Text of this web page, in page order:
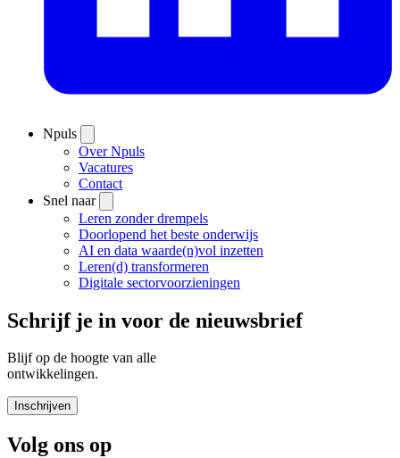
Npuls
Over Npuls
Vacatures
Contact
Snel naar
Leren zonder drempels
Doorlopend het beste onderwijs
AI en data waarde(n)vol inzetten
Leren(d) transformeren
Digitale sectorvoorzieningen
Schrijf je in voor de nieuwsbrief
Blijf op de hoogte van alle
ontwikkelingen.
Inschrijven
Volg ons op